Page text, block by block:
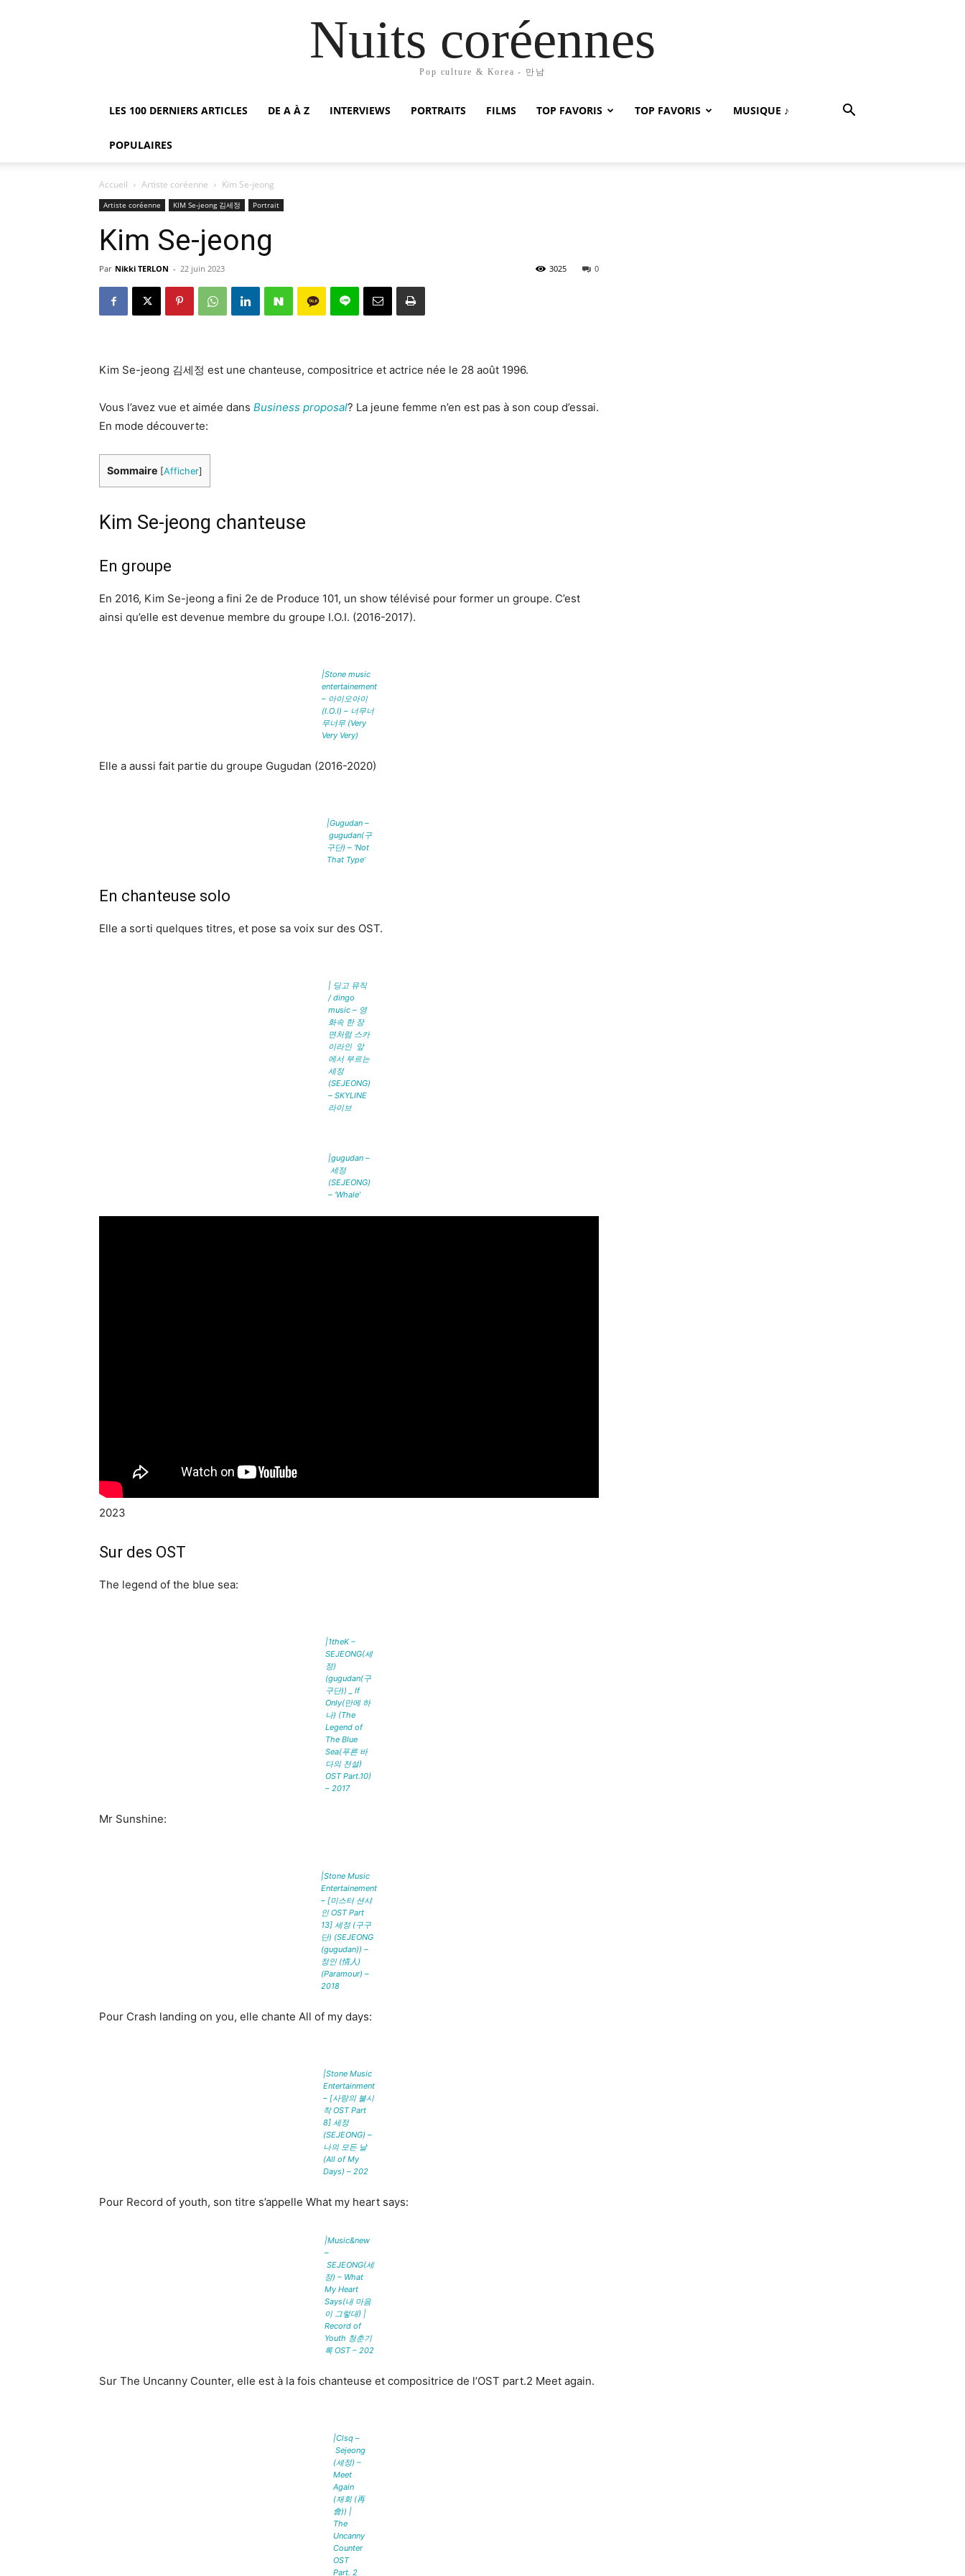
Nuits coréennes
Pop culture & Korea - 만남
LES 100 DERNIERS ARTICLES DE A À Z INTERVIEWS PORTRAITS FILMS TOP FAVORIS TOP FAVORIS MUSIQUE ♪
POPULAIRES
Accueil Artiste coréenne Kim Se-jeong
Artiste coréenne KIM Se-jeong 김세정 Portrait
Kim Se-jeong
Par Nikki TERLON - 22 juin 2023 0
3025
Kim Se-jeong 김세정 est une chanteuse, compositrice et actrice née le 28 août 1996.
Vous l’avez vue et aimée dans Business proposal? La jeune femme n’en est pas à son coup d’essai.
En mode découverte:
Sommaire [Afficher]
Kim Se-jeong chanteuse
En groupe
En 2016, Kim Se-jeong a fini 2e de Produce 101, un show télévisé pour former un groupe. C’est
ainsi qu’elle est devenue membre du groupe I.O.I. (2016-2017).
|Stone music
entertainement
– 아이오아이
(I.O.I) – 너무너
무너무 (Very
Very Very)
Elle a aussi fait partie du groupe Gugudan (2016-2020)
|Gugudan –
gugudan(구
구단) – ‘Not
That Type’
En chanteuse solo
Elle a sorti quelques titres, et pose sa voix sur des OST.
| 딩고 뮤직
/ dingo
music – 영
화속 한 장
면처럼 스카
이라인 앞
에서 부르는
세정
(SEJEONG)
– SKYLINE
라이브
|gugudan –
세정
(SEJEONG)
– ‘Whale’
2023
Sur des OST
The legend of the blue sea:
|1theK –
SEJEONG(세
정)
(gugudan(구
구단)) _ If
Only(만에 하
나) (The
Legend of
The Blue
Sea(푸른 바
다의 전설)
OST Part.10)
– 2017
Mr Sunshine:
|Stone Music
Entertainement
– [미스터 션샤
인 OST Part
13] 세정 (구구
단) (SEJEONG
(gugudan)) –
정인 (情人)
(Paramour) –
2018
Pour Crash landing on you, elle chante All of my days:
|Stone Music
Entertainment
– [사랑의 불시
착 OST Part
8] 세정
(SEJEONG) –
나의 모든 날
(All of My
Days) – 202
Pour Record of youth, son titre s’appelle What my heart says:
|Music&new
–
SEJEONG(세
정) – What
My Heart
Says(내 마음
이 그렇대) |
Record of
Youth 청춘기
록 OST – 202
Sur The Uncanny Counter, elle est à la fois chanteuse et compositrice de l’OST part.2 Meet again.
|Clsq –
Sejeong
(세정) –
Meet
Again
(재회 (再
會)) |
The
Uncanny
Counter
OST
Part. 2